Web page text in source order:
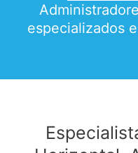
especializados